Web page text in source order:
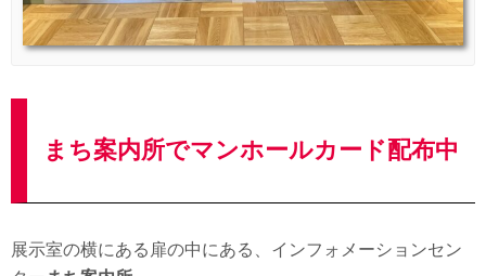
まち案内所でマンホールカード配布中
展示室の横にある扉の中にある、インフォメーションセン